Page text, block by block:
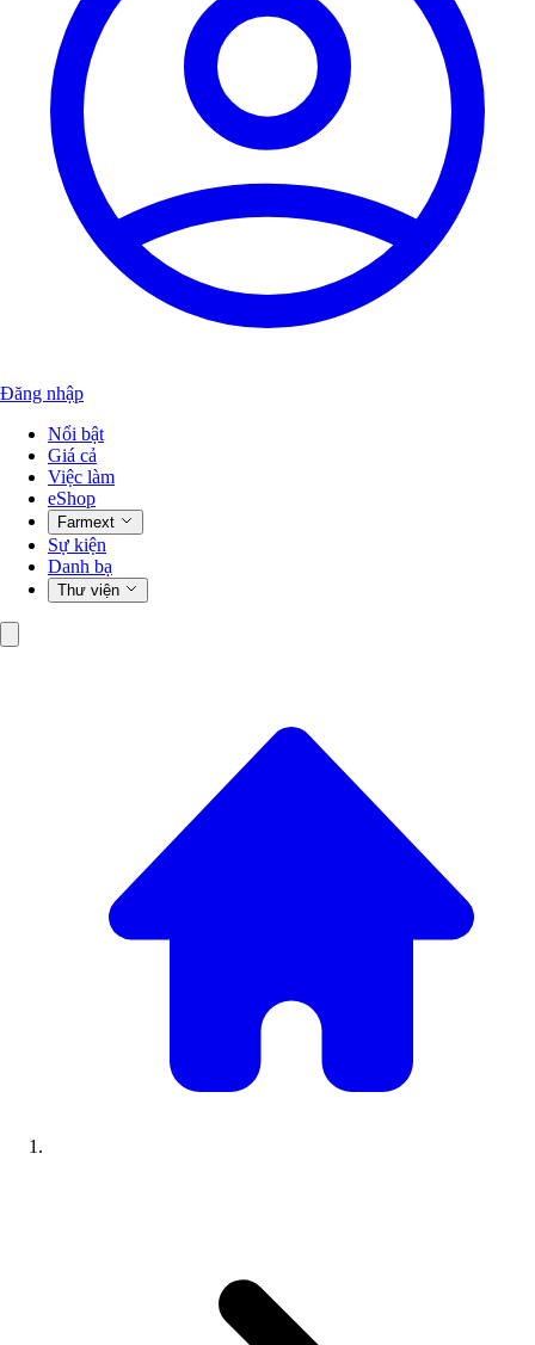
Đăng nhập
Nổi bật
Giá cả
Việc làm
eShop
Farmext
Sự kiện
Danh bạ
Thư viện